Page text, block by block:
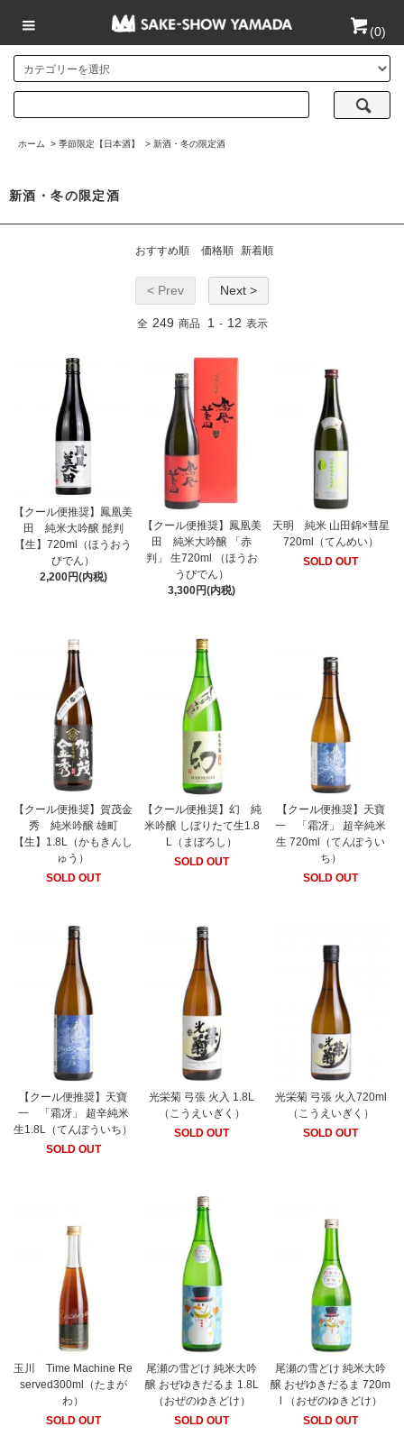
(0)
ホーム > 季節限定【日本酒】 > 新酒・冬の限定酒
新酒・冬の限定酒
おすすめ順 価格順 新着順
< Prev Next >
全 249 商品 1 - 12 表示
【クール便推奨】鳳凰美
田 純米大吟醸 髭判
【生】720ml（ほうおう
びでん）
2,200円(内税)
【クール便推奨】鳳凰美
田 純米大吟醸 「赤
判」 生720ml （ほうお
うびでん）
3,300円(内税)
天明 純米 山田錦×彗星
720ml（てんめい）
SOLD OUT
【クール便推奨】賀茂金
秀 純米吟醸 雄町
【生】1.8L（かもきんし
ゅう）
SOLD OUT
【クール便推奨】幻 純
米吟醸 しぼりたて生1.8
L（まぼろし）
SOLD OUT
【クール便推奨】天寶
一 「霜冴」 超辛純米
生 720ml（てんぽうい
ち）
SOLD OUT
【クール便推奨】天寶
一 「霜冴」 超辛純米
生1.8L（てんぽういち）
SOLD OUT
光栄菊 弓張 火入 1.8L
（こうえいぎく）
SOLD OUT
光栄菊 弓張 火入720ml
（こうえいぎく）
SOLD OUT
玉川 Time Machine Re
served300ml（たまが
わ）
SOLD OUT
尾瀬の雪どけ 純米大吟
醸 おぜゆきだるま 1.8L
（おぜのゆきどけ）
SOLD OUT
尾瀬の雪どけ 純米大吟
醸 おぜゆきだるま 720m
l （おぜのゆきどけ）
SOLD OUT